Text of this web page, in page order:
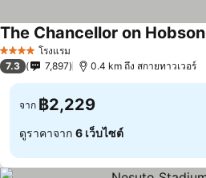
4 ดาว โรงแรม
The Chancellor on Hobson
7.3 7,897 0.4 km ถึง สกายทาวเวอร์
จาก ฿2,229
ดูราคาจาก 6 เว็บไซต์